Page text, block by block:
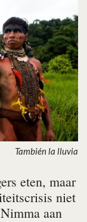
También la lluvia
eten, maar
niet
aan